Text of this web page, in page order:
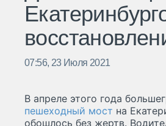
07:56, 23 Июля 2021
В апреле этого года
пешеходный мост на
обошлось без жертв.